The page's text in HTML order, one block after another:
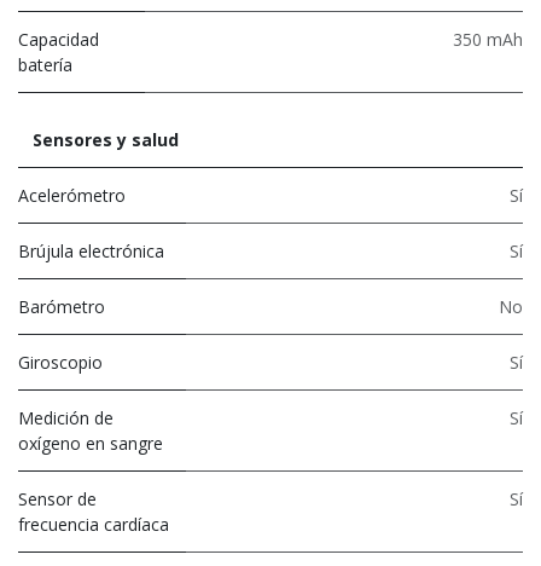
Capacidad
batería
350 mAh
Sensores y salud
Acelerómetro Sí
Brújula electrónica Sí
Barómetro No
Giroscopio Sí
Medición de
oxígeno en sangre
Sí
Sensor de
frecuencia cardíaca
Sí